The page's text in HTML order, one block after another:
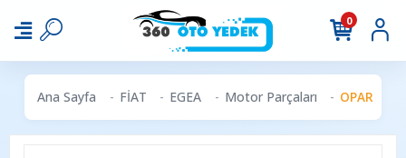
0
Ana Sayfa FİAT EGEA Motor Parçaları OPAR